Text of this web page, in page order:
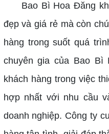
Bao Bì Hoa Đăng
đẹp và giá rẻ mà còn
hàng trong suốt quá
chuyên gia của Bao
khách hàng trong việc
hợp nhất với nhu cầu
doanh nghiệp. Công ty